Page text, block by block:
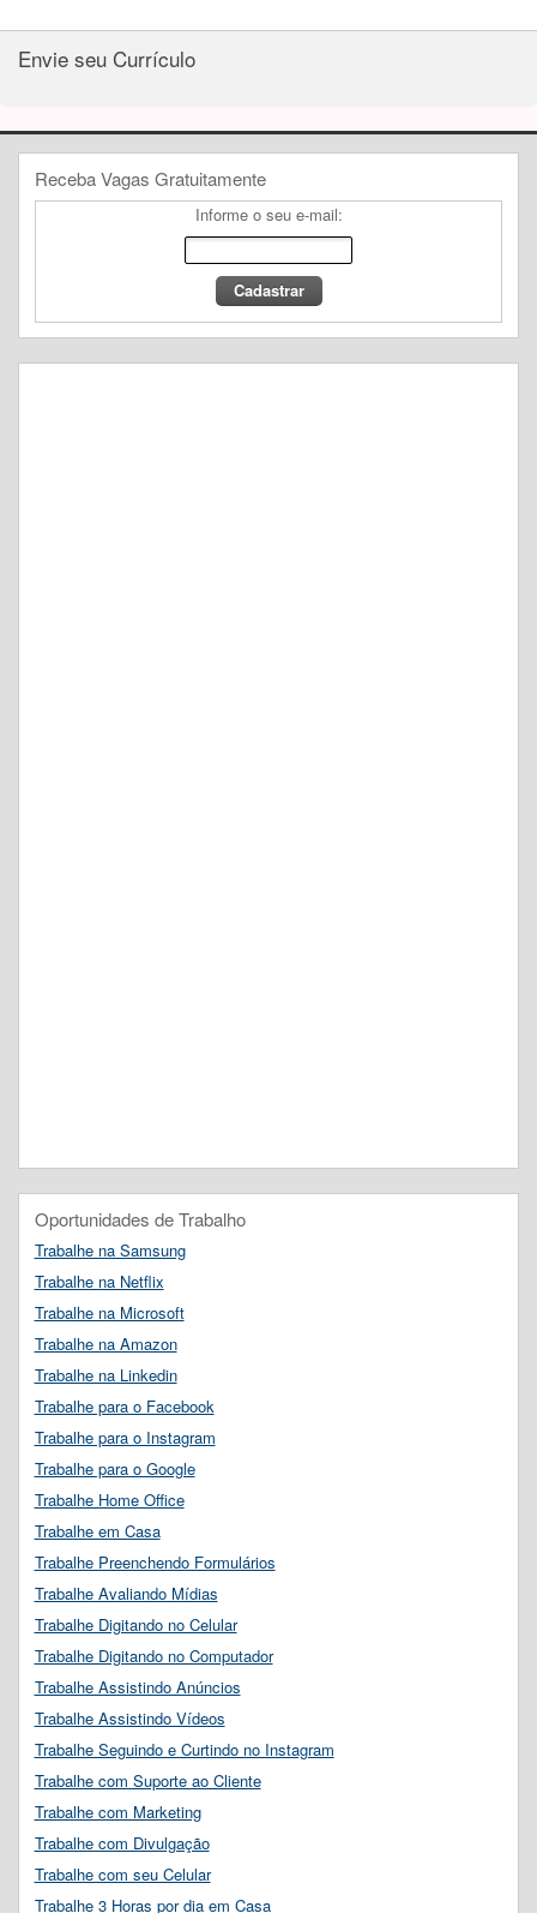
Envie seu Currículo
Receba Vagas Gratuitamente
Informe o seu e-mail:
Oportunidades de Trabalho
Trabalhe na Samsung
Trabalhe na Netflix
Trabalhe na Microsoft
Trabalhe na Amazon
Trabalhe na Linkedin
Trabalhe para o Facebook
Trabalhe para o Instagram
Trabalhe para o Google
Trabalhe Home Office
Trabalhe em Casa
Trabalhe Preenchendo Formulários
Trabalhe Avaliando Mídias
Trabalhe Digitando no Celular
Trabalhe Digitando no Computador
Trabalhe Assistindo Anúncios
Trabalhe Assistindo Vídeos
Trabalhe Seguindo e Curtindo no Instagram
Trabalhe com Suporte ao Cliente
Trabalhe com Marketing
Trabalhe com Divulgação
Trabalhe com seu Celular
Trabalhe 3 Horas por dia em Casa